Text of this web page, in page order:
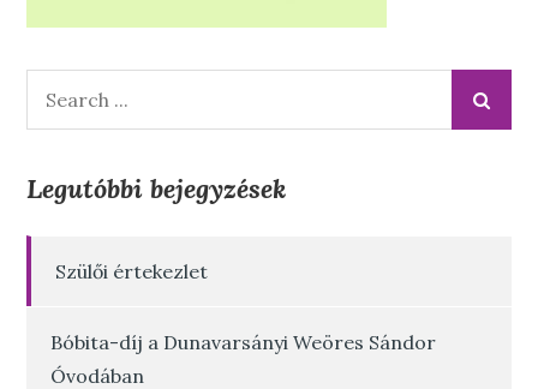
Legutóbbi bejegyzések
Szülői értekezlet
Bóbita-díj a Dunavarsányi Weöres Sándor
Óvodában